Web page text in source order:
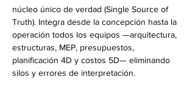
núcleo único de verdad (Single Source of
Truth). Integra desde la concepción hasta la
operación todos los equipos —arquitectura,
estructuras, MEP, presupuestos,
planificación 4D y costos 5D— eliminando
silos y errores de interpretación.